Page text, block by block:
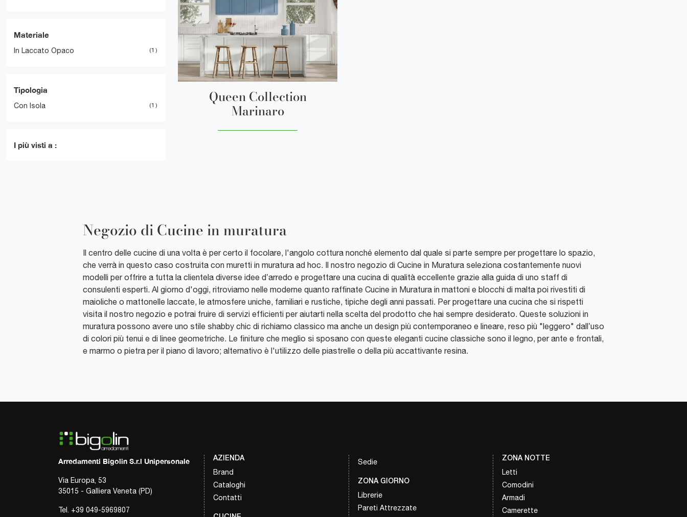
Materiale
In Laccato Opaco 1
Tipologia
Con Isola 1
I più visti a :
Queen Collection
Marinaro
Negozio di Cucine in muratura
Il centro delle cucine di una volta è per certo il focolare, l'angolo cottura nonché elemento dal quale si parte sempre per progettare lo spazio,
che verrà in questo caso costruita con muretti in muratura ad hoc. Il nostro negozio di Cucine in Muratura seleziona costantemente nuovi
modelli per offrire a tutta la clientela diverse idee d’arredo e progettare una cucina di qualità eccellente grazie alla guida di uno staff di
consulenti esperti. Al giorno d'oggi, ritroviamo nelle moderne quanto raffinate Cucine in Muratura in mattoni e blocchi di malta poi rivestiti di
maioliche o mattonelle laccate, le atmosfere uniche, familiari e rustiche, tipiche degli anni passati. Per progettare una cucina che si rispetti
visita il nostro negozio e potrai fruire di servizi efficienti per aiutarti nella scelta del prodotto che hai sempre desiderato. Queste soluzioni in
muratura possono avere uno stile shabby chic di richiamo classico ma anche un design più contemporaneo e lineare, reso più "leggero" dall’uso
di colori più tenui e di linee geometriche. Le finiture che meglio si sposano con queste eleganti cucine classiche sono il legno, per ante e frontali,
e marmo o pietra per il piano di lavoro; alternativo è l'utilizzo delle piastrelle o della più accattivante resina.
Arredamenti Bigolin S.r.l Unipersonale
Via Europa, 53
35015 - Galliera Veneta (PD)
Tel. +39 049-5969807
AZIENDA
Brand
Cataloghi
Contatti
Sedie
ZONA GIORNO
Librerie
Pareti Attrezzate
ZONA NOTTE
Letti
Comodini
Armadi
Camerette